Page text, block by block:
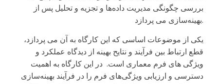
بررسی چگونگی مدیریت داده‌ها و تجزیه و تحلیل پس از
بهینه‌سازی می پردازد.
یکی از موضوعات اساسی که این کارگاه به آن می پردازد،
قطع ارتباط بین فرآیند و نتایح بهینه از دیدگاه عملکرد و
ویژگی های فرم معماری است. در این کارگاه به اهمیت
دسترسی و ارزیابی ویژگی‌های فرم را در فرآیند بهینه‌سازی